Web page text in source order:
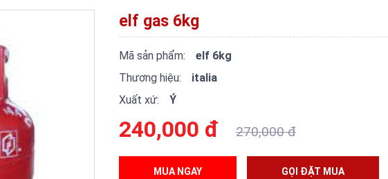
elf gas 6kg
Mã sản phẩm:
elf 6kg
Thương hiệu:
italia
Xuất xứ:
Ý
240,000 đ 270,000 đ
MUA NGAY GỌI ĐẶT MUA